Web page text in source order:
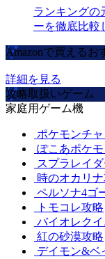
ランキングの
ーを徹底比較
Amazonで買えるお
詳細を見る
攻略取扱いゲーム
家庭用ゲーム機
ポケモンチ
ぽこあポケ
スプラレイ
時のオカリ
ペルソナ4ゴ
トモコレ攻略
バイオレク
紅の砂漠攻略
デイモン&ベ